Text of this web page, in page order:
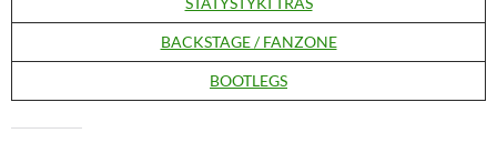
BACKSTAGE / FANZONE
BOOTLEGS